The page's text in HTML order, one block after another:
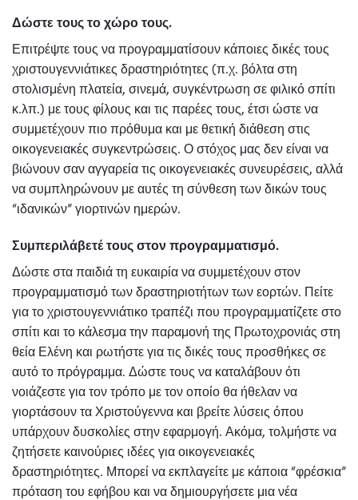
Δώστε τους το χώρο τους.
Επιτρέψτε τους να προγραμματίσουν κάποιες δικές τους
χριστουγεννιάτικες δραστηριότητες (π.χ. βόλτα στη
στολισμένη πλατεία, σινεμά, συγκέντρωση σε φιλικό σπίτι
κ.λπ.) με τους φίλους και τις παρέες τους, έτσι ώστε να
συμμετέχουν πιο πρόθυμα και με θετική διάθεση στις
οικογενειακές συγκεντρώσεις. Ο στόχος μας δεν είναι να
βιώνουν σαν αγγαρεία τις οικογενειακές συνευρέσεις, αλλά
να συμπληρώνουν με αυτές τη σύνθεση των δικών τους
“ιδανικών” γιορτινών ημερών.
Συμπεριλάβετέ τους στον προγραμματισμό.
Δώστε στα παιδιά τη ευκαιρία να συμμετέχουν στον
προγραμματισμό των δραστηριοτήτων των εορτών. Πείτε
για το χριστουγεννιάτικο τραπέζι που προγραμματίζετε στο
σπίτι και το κάλεσμα την παραμονή της Πρωτοχρονιάς στη
θεία Ελένη και ρωτήστε για τις δικές τους προσθήκες σε
αυτό το πρόγραμμα. Δώστε τους να καταλάβουν ότι
νοιάζεστε για τον τρόπο με τον οποίο θα ήθελαν να
γιορτάσουν τα Χριστούγεννα και βρείτε λύσεις όπου
υπάρχουν δυσκολίες στην εφαρμογή. Ακόμα, τολμήστε να
ζητήσετε καινούριες ιδέες για οικογενειακές
δραστηριότητες. Μπορεί να εκπλαγείτε με κάποια “φρέσκια”
πρόταση του εφήβου και να δημιουργήσετε μια νέα